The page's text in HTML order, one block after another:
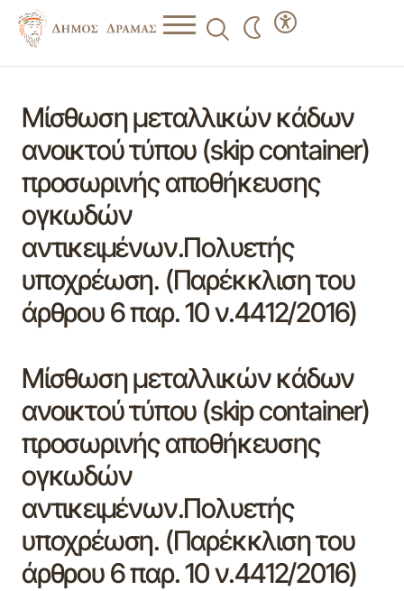
Μίσθωση μεταλλικών κάδων
ανοικτού τύπου (skip container)
προσωρινής αποθήκευσης
ογκωδών
αντικειμένων.Πολυετής
υποχρέωση. (Παρέκκλιση του
άρθρου 6 παρ. 10 ν.4412/2016)
Μίσθωση μεταλλικών κάδων
ανοικτού τύπου (skip container)
προσωρινής αποθήκευσης
ογκωδών
αντικειμένων.Πολυετής
υποχρέωση. (Παρέκκλιση του
άρθρου 6 παρ. 10 ν.4412/2016)